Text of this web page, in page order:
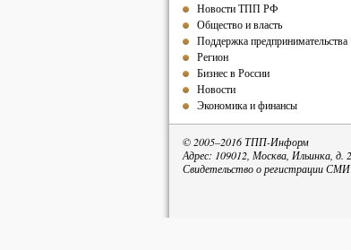
Новости ТПП РФ
Общество и власть
Поддержка предпринимательства
Регион
Бизнес в России
Новости
Экономика и финансы
© 2005–2016 ТПП-Информ
Адрес: 109012, Москва, Ильинка, д.
Свидетельство о регистрации